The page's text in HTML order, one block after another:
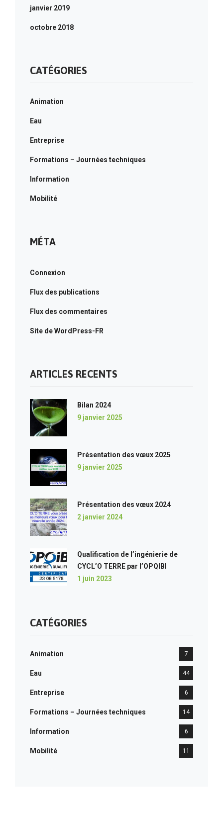
janvier 2019
octobre 2018
CATÉGORIES
Animation
Eau
Entreprise
Formations – Journées techniques
Information
Mobilité
MÉTA
Connexion
Flux des publications
Flux des commentaires
Site de WordPress-FR
ARTICLES RECENTS
Bilan 2024
9 janvier 2025
Présentation des vœux 2025
9 janvier 2025
Présentation des vœux 2024
2 janvier 2024
Qualification de l’ingénierie de
CYCL’O TERRE par l’OPQIBI
1 juin 2023
CATÉGORIES
Animation 7
Eau 44
Entreprise 6
Formations – Journées techniques 14
Information 6
Mobilité 11